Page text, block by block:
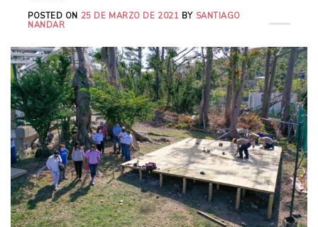
POSTED ON 25 DE MARZO DE 2021 BY SANTIAGO
NANDAR